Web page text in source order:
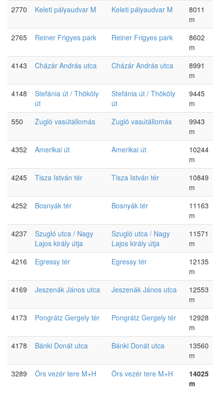
2770
Keleti pályaudvar M Keleti pályaudvar M
8011
m
2765
Reiner Frigyes park Reiner Frigyes park
8602
m
4143
Cházár András utca Cházár András utca
8991
m
4148
Stefánia út / Thököly
út
Stefánia út / Thököly
út
9445
m
550
Zugló vasútállomás Zugló vasútállomás
9943
m
4352
Amerikai út Amerikai út
10244
m
4245
Tisza István tér Tisza István tér
10849
m
4252
Bosnyák tér Bosnyák tér
11163
m
4237
Szugló utca / Nagy
Lajos király útja
Szugló utca / Nagy
Lajos király útja
11571
m
4216
Egressy tér Egressy tér
12135
m
4169
Jeszenák János utca Jeszenák János utca
12553
m
4173
Pongrátz Gergely tér Pongrátz Gergely tér
12928
m
4178
Bánki Donát utca Bánki Donát utca
13560
m
3289
Örs vezér tere M+H Örs vezér tere M+H
14025
m